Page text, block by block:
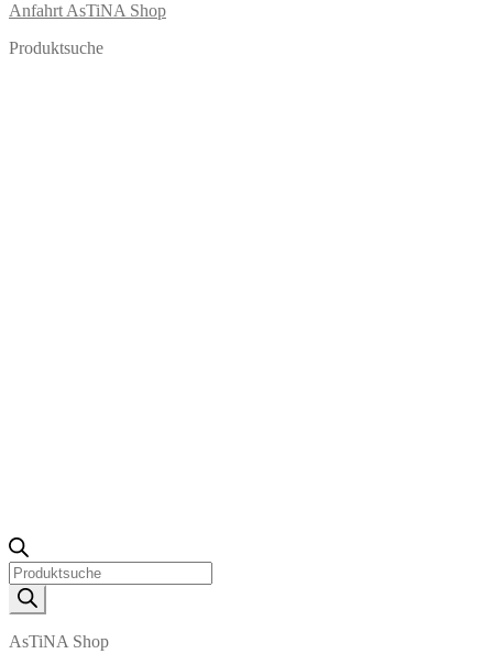
Anfahrt AsTiNA Shop
Produktsuche
Products
search
AsTiNA Shop